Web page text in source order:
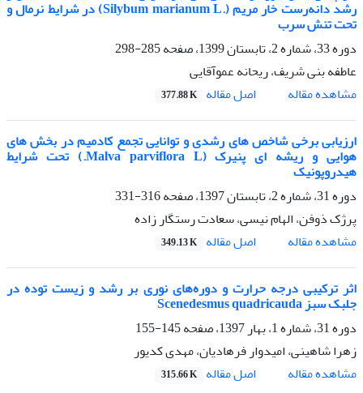
رشد دانه‌رست خار مریم (.Silybum marianum L) در شرایط نرمال و
تحت تنش سرب
دوره 33، شماره 2، تابستان 1399، صفحه
285-298
عاطفه بنی شریف، ریحانه عموآقایی
مشاهده مقاله
اصل مقاله 377.88 K
ارزیابی برخی شاخص های رشدی و توانایی تجمع کادمیم در بخش های
هوایی و ریشه ای پنیرک (Malva parviflora L.) تحت شرایط
هیدروپونیک
دوره 31، شماره 2، تابستان 1397، صفحه
316-331
پرژک ذوفن، الهام نیسی، سعادت رستگار زاده
مشاهده مقاله
اصل مقاله 349.13 K
اثر ترکیبی درجه حرارت و دوره‌های نوری بر رشد و زیست توده در
جلبک سبز Scenedesmus quadricauda
دوره 31، شماره 1، بهار 1397، صفحه
145-155
زهرا شاهینی، امیدوار فرهادیان، مهدی کدیور
مشاهده مقاله
اصل مقاله 315.66 K